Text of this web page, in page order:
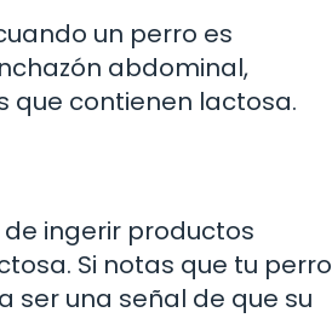
un perro es
abdominal,
que contienen lactosa.
ingerir productos
Si notas que tu perro
ser una señal de que su